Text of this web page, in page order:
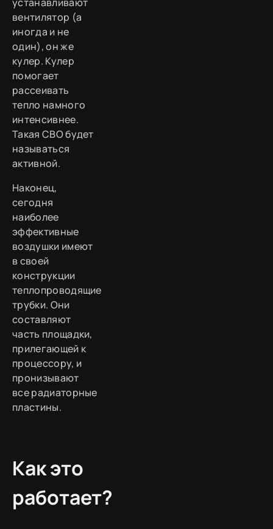
вентилятор (а
иногда и не
один), он же
кулер. Кулер
помогает
рассеивать
тепло намного
интенсивнее.
Такая СВО будет
называться
активной.
Наконец,
сегодня
наиболее
эффективные
воздушки имеют
в своей
конструкции
теплопроводящие
трубки. Они
составляют
часть площадки,
прилегающей к
процессору, и
пронизывают
все радиаторные
пластины.
Как это
работает?